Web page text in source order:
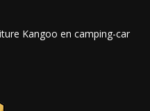
Kangoo en camping-car